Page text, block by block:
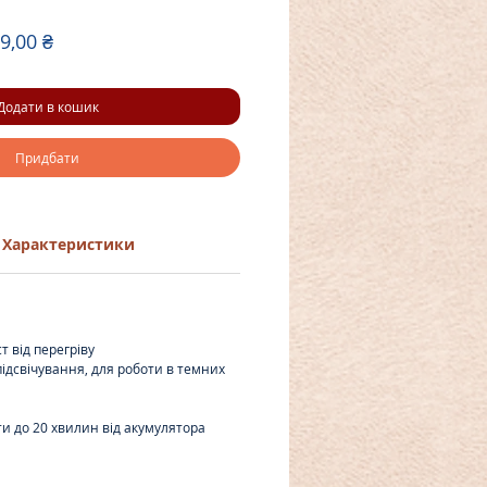
₴За
в кошик
Придбати
Характеристики
від перегріву
для роботи в темних
до 20 хвилин від акумулятора